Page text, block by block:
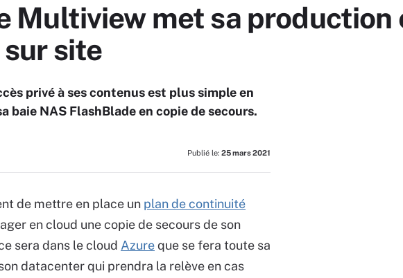
Multiview met sa production
site
privé à ses contenus est plus simple en
baie NAS FlashBlade en copie de secours.
Publié le: 25 mars 2021
de mettre en place un plan de continuité
en cloud une copie de secours de son
sera dans le cloud Azureque se fera toute sa
datacenter qui prendra la relève en cas